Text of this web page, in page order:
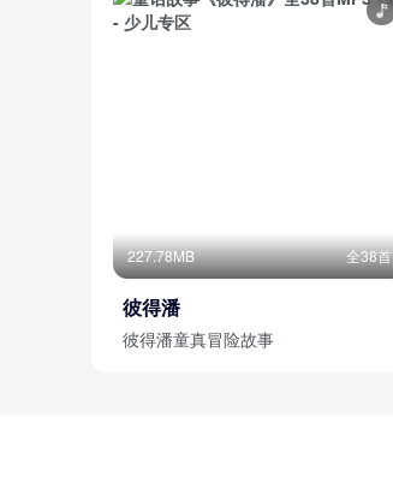
227.78MB 全38首
彼得潘
彼得潘童真冒险故事